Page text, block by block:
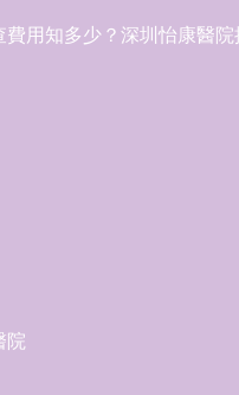
費用知多少？深圳怡康醫
院